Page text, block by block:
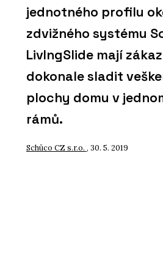
jednotného profilu
zdvižného systému
LivIngSlide mají
dokonale sladit
plochy domu v
rámů.
Schüco CZ s.r.o. , 30. 5. 2019